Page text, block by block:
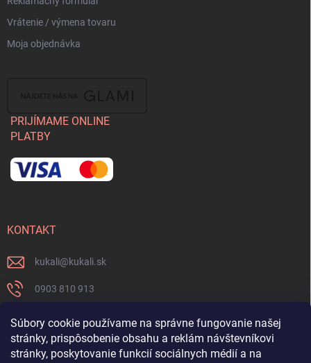
Súbory cookie používame na správne fungovanie našej
stránky, prispôsobenie obsahu a reklám návštevníkovi
stránky, poskytovanie funkcií sociálnych médií a na
Vrátenie / výmena tovaru
Moja objednávka
PRIJÍMAME ONLINE
PLATBY
KONTAKT
kukali@kukali.sk
0903 810 913
0903 810 913
Nenechajte si ujsť novinky a sledujte nás na FB